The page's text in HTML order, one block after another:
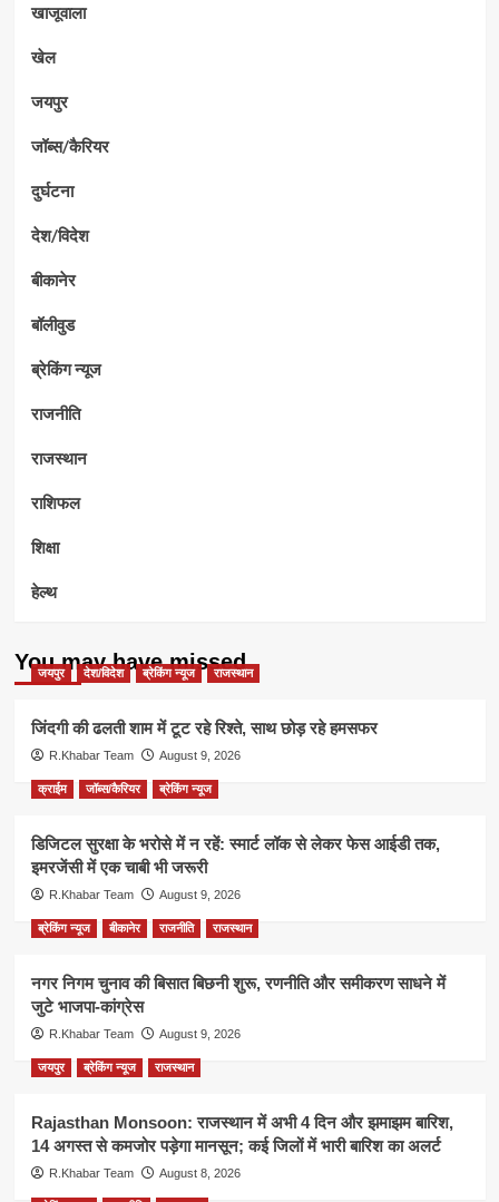
खाजूवाला
खेल
जयपुर
जॉब्स/कैरियर
दुर्घटना
देश/विदेश
बीकानेर
बॉलीवुड
ब्रेकिंग न्यूज
राजनीति
राजस्थान
राशिफल
शिक्षा
हेल्थ
You may have missed
जयपुर देश/विदेश ब्रेकिंग न्यूज राजस्थान
जिंदगी की ढलती शाम में टूट रहे रिश्ते, साथ छोड़ रहे हमसफर
R.Khabar Team August 9, 2026
क्राईम जॉब्स/कैरियर ब्रेकिंग न्यूज
डिजिटल सुरक्षा के भरोसे में न रहें: स्मार्ट लॉक से लेकर फेस आईडी तक,
इमरजेंसी में एक चाबी भी जरूरी
R.Khabar Team August 9, 2026
ब्रेकिंग न्यूज बीकानेर राजनीति राजस्थान
नगर निगम चुनाव की बिसात बिछनी शुरू, रणनीति और समीकरण साधने में
जुटे भाजपा-कांग्रेस
R.Khabar Team August 9, 2026
जयपुर ब्रेकिंग न्यूज राजस्थान
Rajasthan Monsoon: राजस्थान में अभी 4 दिन और झमाझम बारिश,
14 अगस्त से कमजोर पड़ेगा मानसून; कई जिलों में भारी बारिश का अलर्ट
R.Khabar Team August 8, 2026